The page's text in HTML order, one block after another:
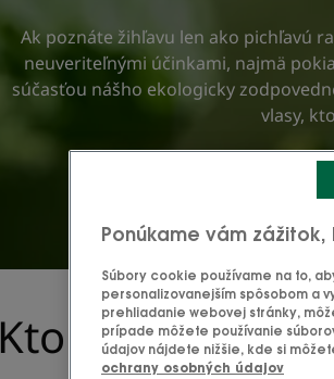
Ak poznáte žihľavu len ako pichľavú
neuveriteľnými účinkami, najmä
súčasťou nášho ekologicky
vlasy,
Kto by mal
Ponúkame vám
Súbory cookie používame na to,
personalizovanejším spôsobom a
prehliadanie webovej stránky,
prípade môžete používanie
údajov nájdete nižšie, kde si
ochrany osobných údajov